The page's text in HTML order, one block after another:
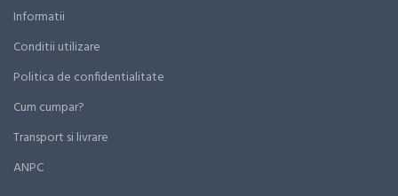
Informatii
Conditii utilizare
Politica de confidentialitate
Cum cumpar?
Transport si livrare
ANPC